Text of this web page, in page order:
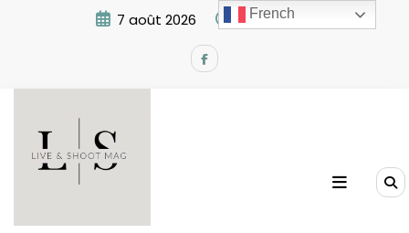
7 août 2026 4:50:40 AM
French